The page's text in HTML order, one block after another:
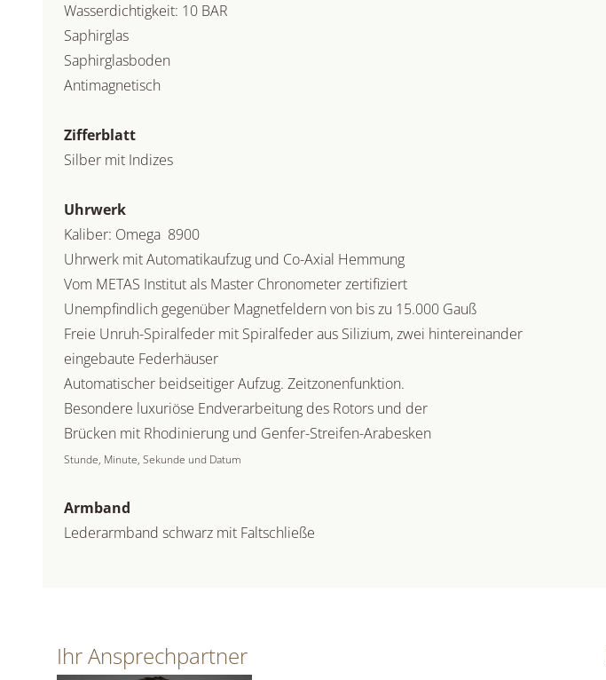
Wasserdichtigkeit: 10 BAR
Saphirglas
Saphirglasboden
Antimagnetisch
Zifferblatt
Silber mit Indizes
Uhrwerk
Kaliber: Omega 8900
Uhrwerk mit Automatikaufzug und Co-Axial Hemmung
Vom METAS Institut als Master Chronometer zertifiziert
Unempfindlich gegenüber Magnetfeldern von bis zu 15.000 Gauß
Freie Unruh-Spiralfeder mit Spiralfeder aus Silizium, zwei hintereinander
eingebaute Federhäuser
Automatischer beidseitiger Aufzug. Zeitzonenfunktion.
Besondere luxuriöse Endverarbeitung des Rotors und der
Brücken mit Rhodinierung und Genfer-Streifen-Arabesken
Stunde, Minute, Sekunde und Datum
Armband
Lederarmband schwarz mit Faltschließe
Ihr Ansprechpartner